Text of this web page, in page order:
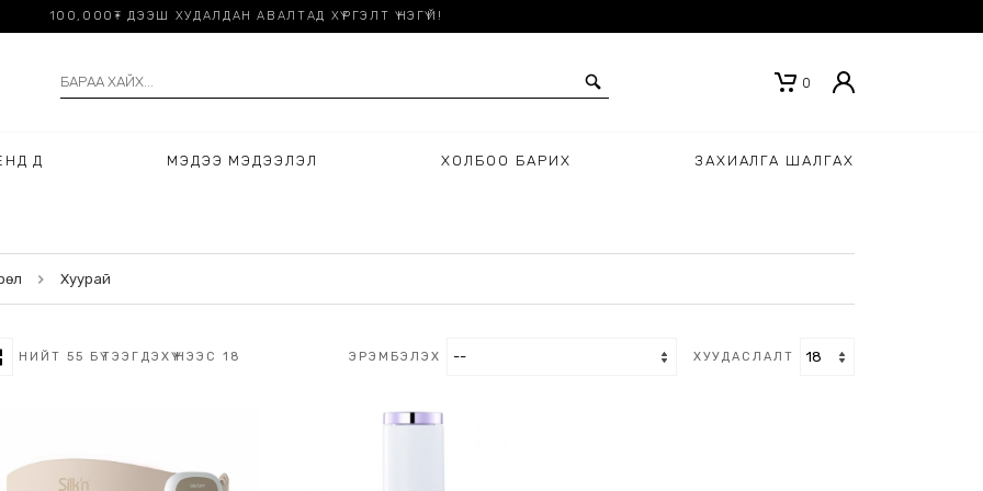
100,000₮ ДЭЭШ ХУДАЛДАН АВАЛТАД ХҮРГЭЛТ ҮНЭГҮЙ!
0
МЭДЭЭ МЭДЭЭЛЭЛ ХОЛБОО БАРИХ ЗАХИАЛГА ШАЛГАХ
Хуурай
НИЙТ 55 БҮТЭЭГДЭХҮҮНЭЭС 18 ЭРЭМБЭЛЭХ ХУУДАСЛАЛТ